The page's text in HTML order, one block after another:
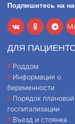
Подпишитесь на
ДЛЯ
Роддом
Информация о
беременности
Порядок плановой
госпитализации
Въезд и стоянка